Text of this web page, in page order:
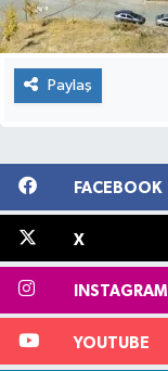
Paylaş
FACEBOOK
X
INSTAGRAM
YOUTUBE